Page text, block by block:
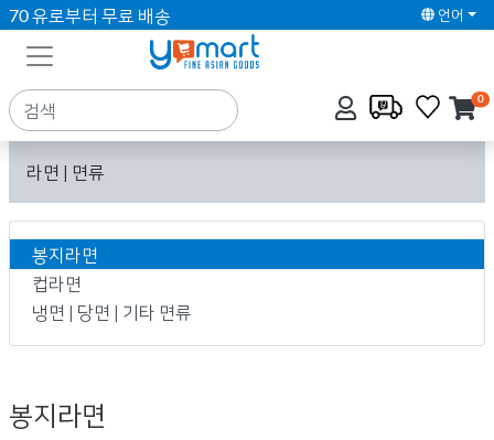
70 유로부터 무료 배송 언어
0
라면 | 면류
봉지라면
컵라면
냉면 | 당면 | 기타 면류
봉지라면